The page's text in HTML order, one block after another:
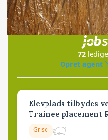
i
72
Opret agent
Elevplads tilbydes
Trainee placement
Grise